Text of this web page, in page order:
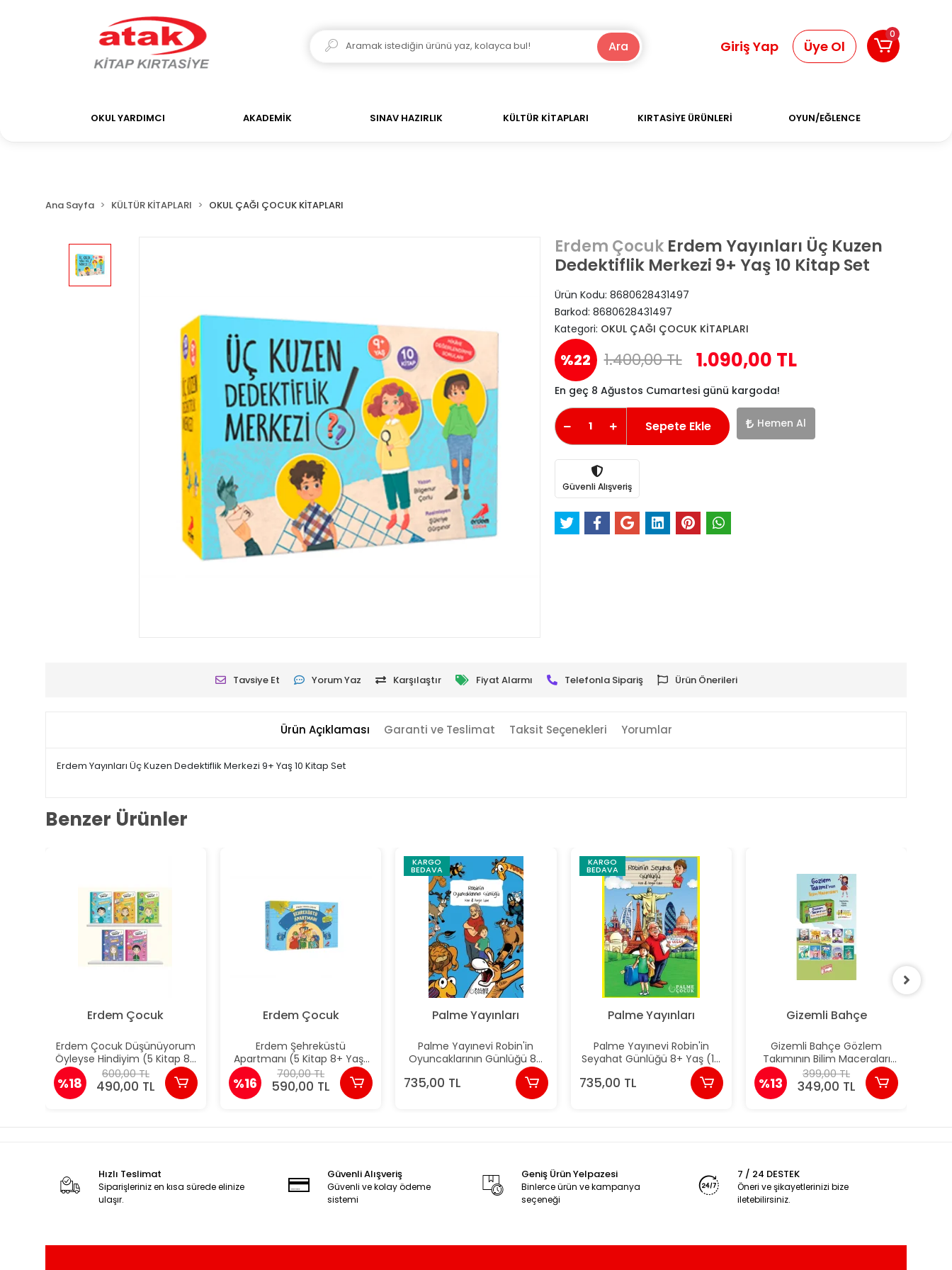
Ara Giriş Yap Üye Ol
0
OKUL YARDIMCI AKADEMİK SINAV HAZIRLIK KÜLTÜR KİTAPLARI KIRTASİYE ÜRÜNLERİ OYUN/EĞLENCE
Ana Sayfa KÜLTÜR KİTAPLARI OKUL ÇAĞI ÇOCUK KİTAPLARI
Erdem ÇocukErdem Yayınları Üç Kuzen
Dedektiflik Merkezi 9+ Yaş 10 Kitap Set
Ürün Kodu: 8680628431497
Barkod: 8680628431497
Kategori: OKUL ÇAĞI ÇOCUK KİTAPLARI
%22 1.400,00 TL 1.090,00 TL
En geç 8 Ağustos Cumartesi günü kargoda!
Sepete Ekle Hemen Al
Güvenli Alışveriş
Tavsiye Et Yorum Yaz Karşılaştır Fiyat Alarmı Telefonla Sipariş Ürün Önerileri
Ürün Açıklaması Garanti ve Teslimat Taksit Seçenekleri Yorumlar
Erdem Yayınları Üç Kuzen Dedektiflik Merkezi 9+ Yaş 10 Kitap Set
Benzer Ürünler
Erdem Çocuk
Erdem Çocuk Düşünüyorum
Öyleyse Hindiyim (5 Kitap 8+
Yaş)
%18
600,00 TL
490,00 TL
Erdem Çocuk
Erdem Şehreküstü
Apartmanı (5 Kitap 8+ Yaş)
Figen Yaman Coşar
%16
700,00 TL
590,00 TL
KARGO
BEDAVA
Palme Yayınları
Palme Yayınevi Robin'in
Oyuncaklarının Günlüğü 8+
735,00 TL
KARGO
BEDAVA
Palme Yayınları
Palme Yayınevi Robin'in
Seyahat Günlüğü 8+ Yaş (10
735,00 TL
Gizemli Bahçe
Gizemli Bahçe Gözlem
Takımının Bilim Maceraları
(64 Sayfa'lık)
%13
399,00 TL
349,00 TL
Hızlı Teslimat
Siparişleriniz en kısa sürede elinize
ulaşır.
Güvenli Alışveriş
Güvenli ve kolay ödeme
sistemi
Geniş Ürün Yelpazesi
Binlerce ürün ve kampanya
seçeneği
7 / 24 DESTEK
Öneri ve şikayetlerinizi bize
iletebilirsiniz.